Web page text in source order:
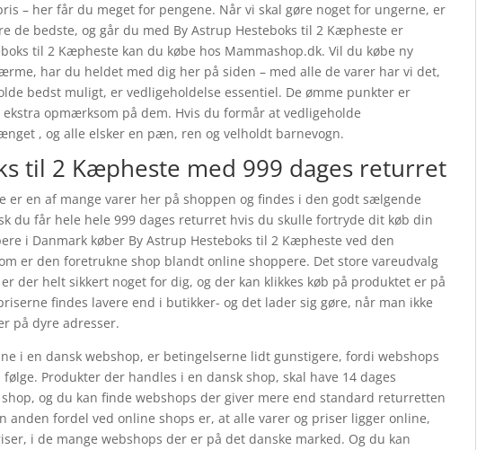
– her får du meget for pengene. Når vi skal gøre noget for ungerne, er
de bedste, og går du med By Astrup Hesteboks til 2 Kæpheste er
til 2 Kæpheste kan du købe hos Mammashop.dk. Vil du købe ny
har du heldet med dig her på siden – med alle de varer har vi det,
bedst muligt, er vedligeholdelse essentiel. De ømme punkter er
opmærksom på dem. Hvis du formår at vedligeholde
, og alle elsker en pæn, ren og velholdt barnevogn.
til 2 Kæpheste med 999 dages returret
er en af mange varer her på shoppen og findes i den godt sælgende
du får hele hele 999 dages returret hvis du skulle fortryde dit køb din
i Danmark køber By Astrup Hesteboks til 2 Kæpheste ved den
er den foretrukne shop blandt online shoppere. Det store vareudvalg
der helt sikkert noget for dig, og der kan klikkes køb på produktet er på
findes lavere end i butikker- og det lader sig gøre, når man ikke
på dyre adresser.
i en dansk webshop, er betingelserne lidt gunstigere, fordi webshops
Produkter der handles i en dansk shop, skal have 14 dages
og du kan finde webshops der giver mere end standard returretten
anden fordel ved online shops er, at alle varer og priser ligger online,
i de mange webshops der er på det danske marked. Og du kan